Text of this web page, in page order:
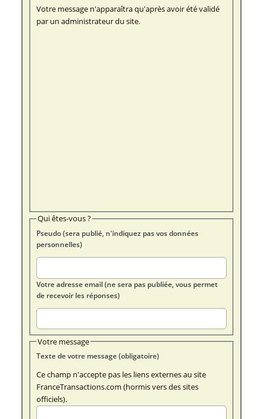
Votre message n'apparaîtra qu'après avoir été validé
par un administrateur du site.
Qui êtes-vous ?
Pseudo (sera publié, n'indiquez pas vos données
personnelles)
Votre adresse email (ne sera pas publiée, vous permet
de recevoir les réponses)
Votre message
Texte de votre message (obligatoire)
Ce champ n'accepte pas les liens externes au site
FranceTransactions.com (hormis vers des sites
officiels).